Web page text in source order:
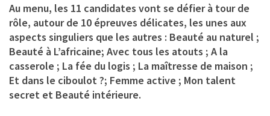
Au menu, les 11 candidates vont se défier à tour de
rôle, autour de 10 épreuves délicates, les unes aux
aspects singuliers que les autres : Beauté au naturel ;
Beauté à L’africaine; Avec tous les atouts ; A la
casserole ; La fée du logis ; La maîtresse de maison ;
Et dans le ciboulot ?; Femme active ; Mon talent
secret et Beauté intérieure.